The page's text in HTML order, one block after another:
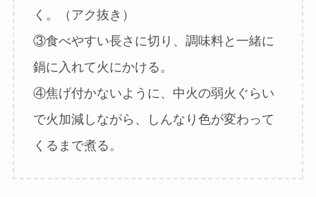
く。（アク抜き）
③食べやすい長さに切り、調味料と一緒に
鍋に入れて火にかける。
④焦げ付かないように、中火の弱火ぐらい
で火加減しながら、しんなり色が変わって
くるまで煮る。